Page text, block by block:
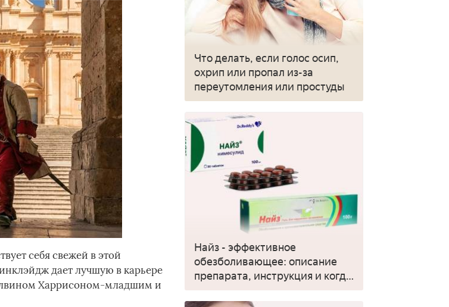
себя свежей в этой
дает лучшую в карьере
Харрисоном-младшим и
Что делать, если голос осип,
охрип или пропал из-за
переутомления или простуды
Найз - эффективное
обезболивающее: описание
препарата, инструкция и когда
применять